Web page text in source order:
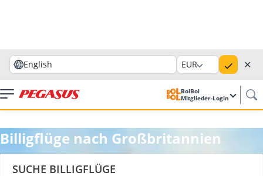
English EUR ✕
BolBol
Mitglieder-Login
Billigflüge nach Großbritannien
SUCHE BILLIGFLÜGE